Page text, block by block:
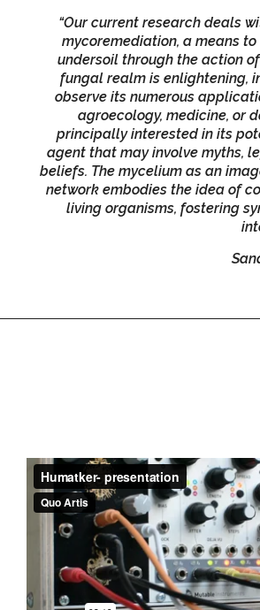
“Our current research deals
mycoremediation, a means
undersoil through the action
fungal realm is enlightening,
observe its numerous
agroecology, medicine, or
principally interested in its
agent that may involve myths,
beliefs. The mycelium as an
network embodies the idea of
living organisms, fostering